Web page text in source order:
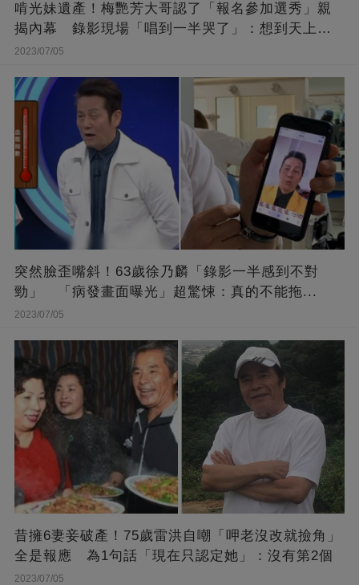
啃光妹遺產！梅艷芳大哥認了「報名參加選秀」親
揭內幕 錄影現場「唱到一半哭了」：想到天上的
她
2023/07/05
突然臉歪嘴斜！63歲徐乃麟「錄影一半感到不對
勁」 「病發畫面曝光」超驚悚：真的不能拖...
2023/07/05
昔擁6妻妾破產！75歲雷洪自嘲「呷老沒改就撿角」
全是報應 為1句話「現在只認定她」：沒有第2個
2023/07/05